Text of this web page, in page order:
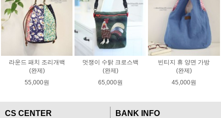
라운드 패치 조리개백
(완제)
55,000원
멋쟁이 수탉 크로스백
(완제)
65,000원
빈티지 휴 양면 가방
(완제)
45,000원
CS CENTER
BANK INFO